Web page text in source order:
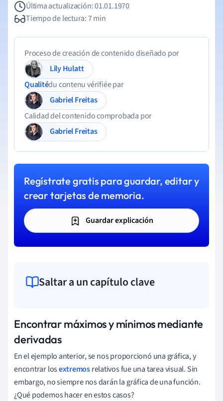
Última actualización: 01.01.1970
Tiempo de lectura: 7 min
Proceso de creación de contenido diseñado por
Lily Hulatt
Qualitédu contenu vérifiée par
Gabriel Freitas
Calidad del contenido comprobada por
Gabriel Freitas
Regístrate gratis para guardar, editar y
crear tarjetas de memoria.
Guardar explicación
Saltar a un capítulo clave
Encontrar máximos y mínimos mediante
derivadas
En el ejemplo anterior, se nos proporcionó una gráfica, y
encontrar losextremosrelativos fue una tarea visual. Sin
embargo, no siempre nos darán la gráfica de una función.
¿Qué podemos hacer en estos casos?